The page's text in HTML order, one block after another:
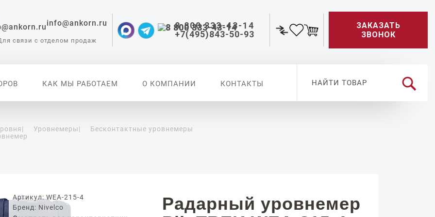
info@ankorn.ru
связи с отделом продаж
8 800 333-43-14
+7(495)843-50-93
ЗАКАЗАТЬ
ЗВОНОК
КАК МЫ РАБОТАЕМ О КОМПАНИИ КОНТАКТЫ
для
| Уровнемеры|
Бесконтактные уровнемеры
Артикул: WEA-215-4
Бренд: Nivelco
Радарный уровнемер